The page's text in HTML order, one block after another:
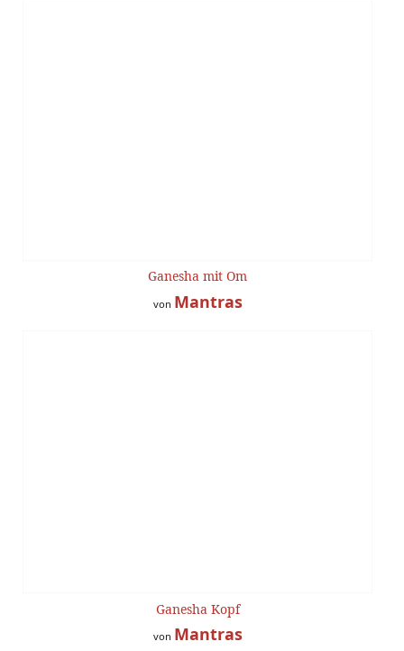
Ganesha mit Om
von Mantras
Ganesha Kopf
von Mantras